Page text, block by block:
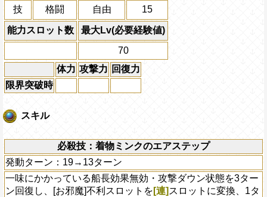
技 格闘 自由 15
能力スロット数
最大Lv(必要経験値)
70
体力 攻撃力 回復力
限界突破時
スキル
必殺技：着物ミンクのエアステップ
発動ターン：19→13ターン
一味にかかっている船長効果無効・攻撃ダウン状態を3ター
ン回復し、[お邪魔]不利スロットを [連] スロットに変換、1タ